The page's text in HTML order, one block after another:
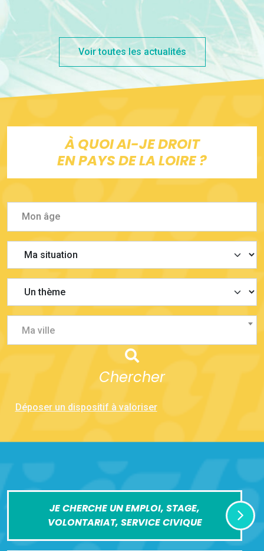
Voir toutes les actualités
À QUOI AI-JE DROIT
EN PAYS DE LA LOIRE ?
Ma ville
Chercher
Déposer un dispositif à valoriser
JE CHERCHE UN EMPLOI, STAGE,
VOLONTARIAT, SERVICE CIVIQUE